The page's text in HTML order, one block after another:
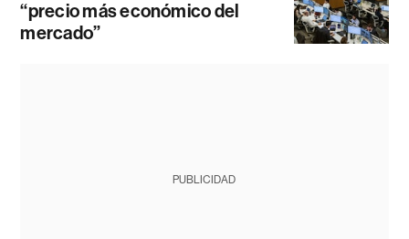
“precio más económico del
mercado”
PUBLICIDAD